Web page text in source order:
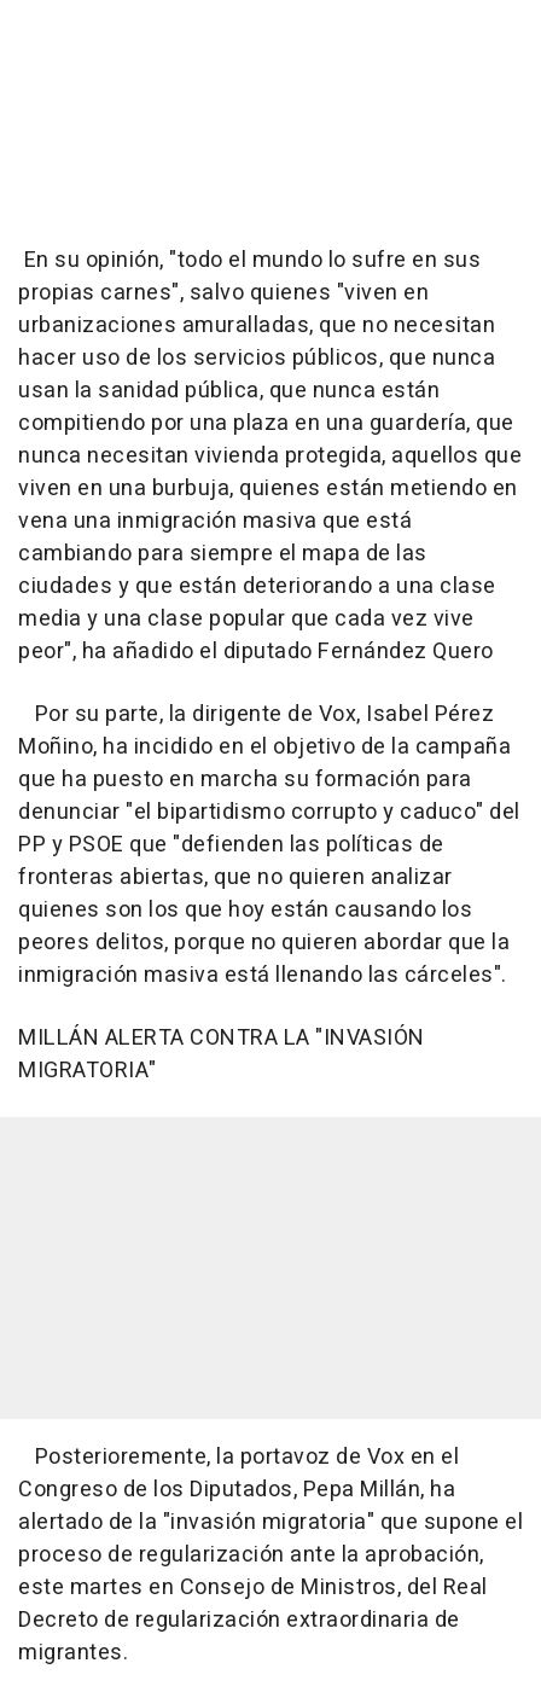
En su opinión, "todo el mundo lo sufre en sus
propias carnes", salvo quienes "viven en
urbanizaciones amuralladas, que no necesitan
hacer uso de los servicios públicos, que nunca
usan la sanidad pública, que nunca están
compitiendo por una plaza en una guardería, que
nunca necesitan vivienda protegida, aquellos que
viven en una burbuja, quienes están metiendo en
vena una inmigración masiva que está
cambiando para siempre el mapa de las
ciudades y que están deteriorando a una clase
media y una clase popular que cada vez vive
peor", ha añadido el diputado Fernández Quero
Por su parte, la dirigente de Vox, Isabel Pérez
Moñino, ha incidido en el objetivo de la campaña
que ha puesto en marcha su formación para
denunciar "el bipartidismo corrupto y caduco" del
PP y PSOE que "defienden las políticas de
fronteras abiertas, que no quieren analizar
quienes son los que hoy están causando los
peores delitos, porque no quieren abordar que la
inmigración masiva está llenando las cárceles".
MILLÁN ALERTA CONTRA LA "INVASIÓN
MIGRATORIA"
Posterioremente, la portavoz de Vox en el
Congreso de los Diputados, Pepa Millán, ha
alertado de la "invasión migratoria" que supone el
proceso de regularización ante la aprobación,
este martes en Consejo de Ministros, del Real
Decreto de regularización extraordinaria de
migrantes.